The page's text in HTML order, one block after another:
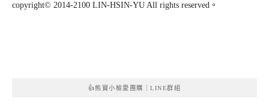
copyright© 2014-2100 LIN-HSIN-YU All rights reserved。
👍熊寶小榆愛團購｜LINE群組